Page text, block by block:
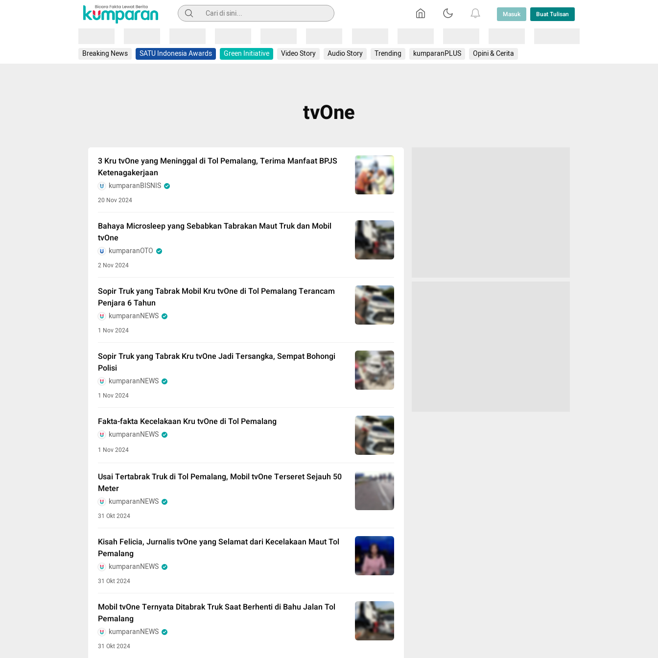
Pencarian Masuk Buat Tulisan
Breaking News SATU Indonesia Awards Green Initiative Video Story Audio Story Trending kumparanPLUS Opini & Cerita
tvOne
3 Kru tvOne yang Meninggal di Tol Pemalang, Terima Manfaat BPJS
Ketenagakerjaan
kumparanBISNIS
20 Nov 2024
Bahaya Microsleep yang Sebabkan Tabrakan Maut Truk dan Mobil
tvOne
kumparanOTO
2 Nov 2024
Sopir Truk yang Tabrak Mobil Kru tvOne di Tol Pemalang Terancam
Penjara 6 Tahun
kumparanNEWS
1 Nov 2024
Sopir Truk yang Tabrak Kru tvOne Jadi Tersangka, Sempat Bohongi
Polisi
kumparanNEWS
1 Nov 2024
Fakta-fakta Kecelakaan Kru tvOne di Tol Pemalang
kumparanNEWS
1 Nov 2024
Usai Tertabrak Truk di Tol Pemalang, Mobil tvOne Terseret Sejauh 50
Meter
kumparanNEWS
31 Okt 2024
Kisah Felicia, Jurnalis tvOne yang Selamat dari Kecelakaan Maut Tol
Pemalang
kumparanNEWS
31 Okt 2024
Mobil tvOne Ternyata Ditabrak Truk Saat Berhenti di Bahu Jalan Tol
Pemalang
kumparanNEWS
31 Okt 2024